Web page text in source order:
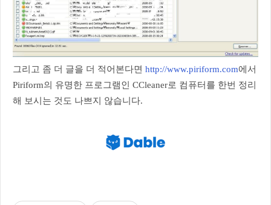
그리고 좀 더 글을 더 적어본다면 http://www.piriform.com에서
Piriform의 유명한 프로그램인 CCleaner로 컴퓨터를 한번 정리
해 보시는 것도 나쁘지 않습니다.